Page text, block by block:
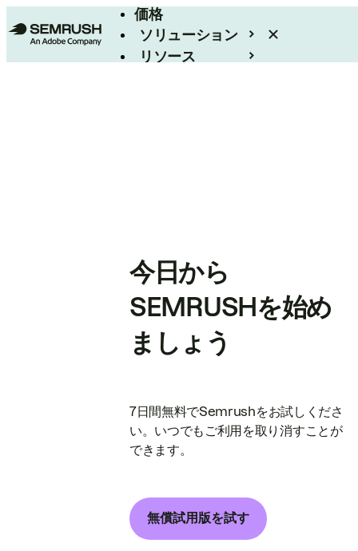
価格
ソリューション
リソース
今日から
SEMRUSHを始め
ましょう
7日間無料でSemrushをお試しくださ
い。いつでもご利用を取り消すことが
できます。
無償試用版を試す